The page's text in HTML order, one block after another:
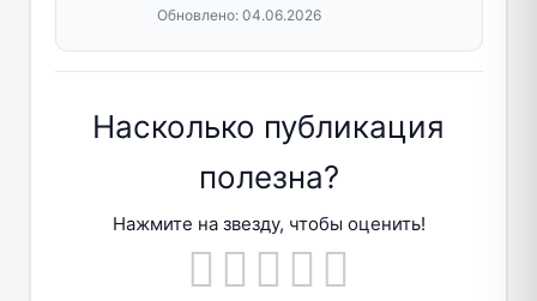
Обновлено: 04.06.2026
Насколько публикация
полезна?
Нажмите на звезду, чтобы оценить!